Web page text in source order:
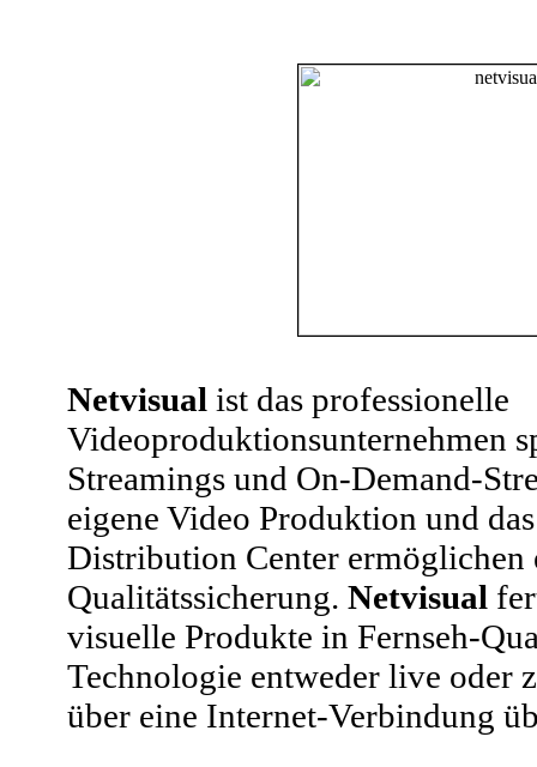
Netvisual ist das professionelle
Videoproduktionsunternehmen
Streamings und On-Demand-
eigene Video Produktion und
Distribution Center ermöglichen
Qualitätssicherung. Netvisual
visuelle Produkte in Fernseh-
Technologie entweder live oder
über eine Internet-Verbindung